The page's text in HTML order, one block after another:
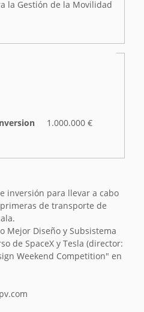
la Gestión de la Movilidad
1.000.000 €
inversión para llevar a cabo
de transporte de
Mejor Diseño y Subsistema
de SpaceX y Tesla (director:
Weekend Competition" en